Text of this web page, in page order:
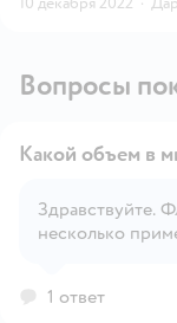
Вопросы
Какой объем в
Здравствуйте.
несколько
1 ответ